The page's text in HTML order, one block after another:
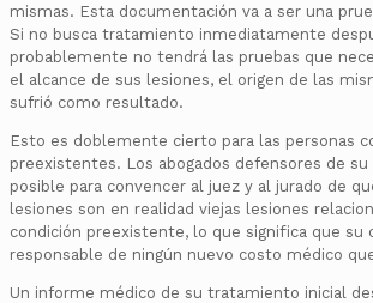
mismas. Esta documentación va a ser una
Si no busca tratamiento inmediatamente
probablemente no tendrá las pruebas que
el alcance de sus lesiones, el origen de las
sufrió como resultado.
Esto es doblemente cierto para las personas
preexistentes. Los abogados defensores de
posible para convencer al juez y al jurado de
lesiones son en realidad viejas lesiones
condición preexistente, lo que significa que su
responsable de ningún nuevo costo médico
Un informe médico de su tratamiento inicial